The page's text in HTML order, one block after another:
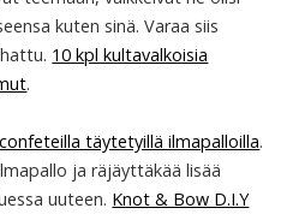
kuten sinä. Varaa siis
10 kpl kultavalkoisia
.
confeteilla täytetyillä ilmapalloilla.
ja räjäyttäkää lisää
uuteen. Knot & Bow D.I.Y